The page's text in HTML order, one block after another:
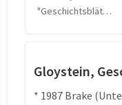
"Geschichtsblät…
Gloystein,
* 1987 Brake